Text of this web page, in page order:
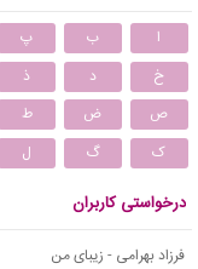
ا ب پ
خ
د ذ
ص
ض ط
ک
گ ل
درخواستی کاربران
فرزاد بهرامی - زیبای من